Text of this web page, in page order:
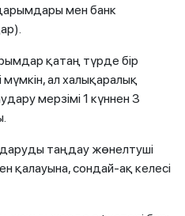
мен банк
қатаң түрде бір
мүмкін, ал халықаралық
мерзімі 1 күннен 3
таңдау жөнелтуші
қалауына, сондай-ақ келесі